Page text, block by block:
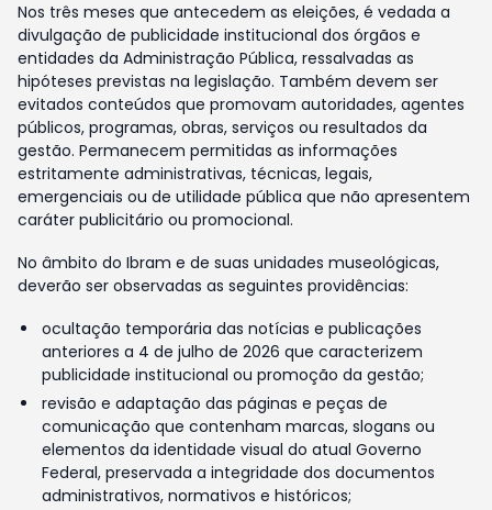
Nos três meses que antecedem as eleições, é vedada a
divulgação de publicidade institucional dos órgãos e
entidades da Administração Pública, ressalvadas as
hipóteses previstas na legislação. Também devem ser
evitados conteúdos que promovam autoridades, agentes
públicos, programas, obras, serviços ou resultados da
gestão. Permanecem permitidas as informações
estritamente administrativas, técnicas, legais,
emergenciais ou de utilidade pública que não apresentem
caráter publicitário ou promocional.
No âmbito do Ibram e de suas unidades museológicas,
deverão ser observadas as seguintes providências:
ocultação temporária das notícias e publicações
anteriores a 4 de julho de 2026 que caracterizem
publicidade institucional ou promoção da gestão;
revisão e adaptação das páginas e peças de
comunicação que contenham marcas, slogans ou
elementos da identidade visual do atual Governo
Federal, preservada a integridade dos documentos
administrativos, normativos e históricos;